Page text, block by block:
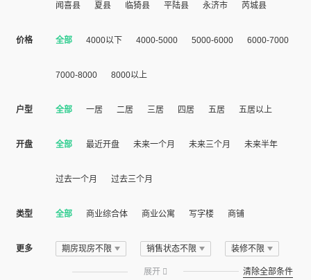
闻喜县 夏县 临猗县 平陆县 永济市 芮城县
价格 全部 4000以下 4000-5000 5000-6000 6000-7000
7000-8000 8000以上
户型 全部 一居 二居 三居 四居 五居 五居以上
开盘 全部 最近开盘 未来一个月 未来三个月 未来半年
过去一个月 过去三个月
类型 全部 商业综合体 商业公寓 写字楼 商铺
更多 期房现房不限 销售状态不限 装修不限
展开  清除全部条件